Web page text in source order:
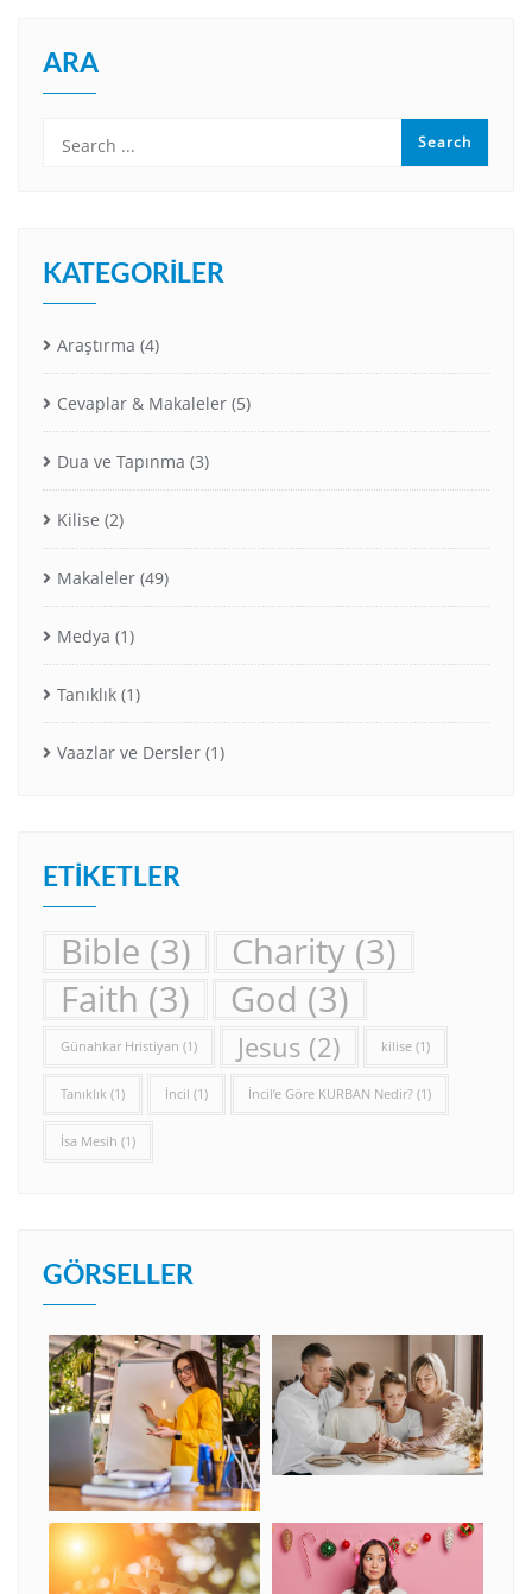
ARA
KATEGORILER
Araştırma (4)
Cevaplar & Makaleler (5)
Dua ve Tapınma (3)
Kilise (2)
Makaleler (49)
Medya (1)
Tanıklık (1)
Vaazlar ve Dersler (1)
ETIKETLER
Bible (3) Charity (3)
Faith (3) God (3)
Günahkar Hristiyan (1) Jesus (2) kilise (1)
Tanıklık (1) İncil (1) İncil’e Göre KURBAN Nedir? (1)
İsa Mesih (1)
GÖRSELLER